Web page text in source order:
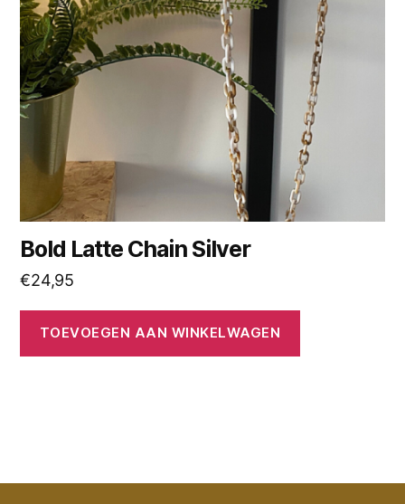
Bold Latte Chain Silver
€24,95
TOEVOEGEN AAN WINKELWAGEN